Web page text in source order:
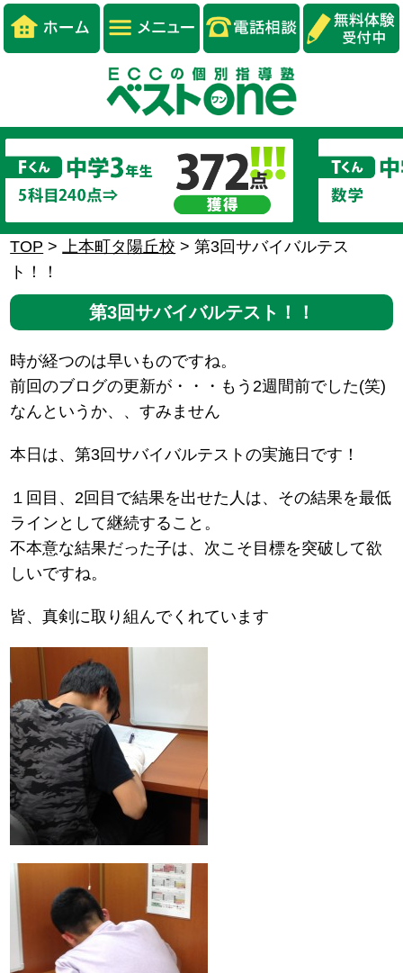
TOP >上本町タ陽丘校 >第3回サバイバルテス
ト！！
第3回サバイバルテスト！！
時が経つのは早いものですね。
前回のブログの更新が・・・もう2週間前でした(笑)
なんというか、、すみません
本日は、第3回サバイバルテストの実施日です！
１回目、2回目で結果を出せた人は、その結果を最低
ラインとして継続すること。
不本意な結果だった子は、次こそ目標を突破して欲
しいですね。
皆、真剣に取り組んでくれています